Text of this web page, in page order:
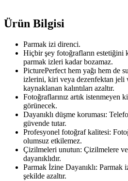
Ürün Bilgisi
Parmak izi direnci.
Hiçbir şey fotoğrafların estetiğini
parmak izleri kadar bozamaz.
PicturePerfect hem yağı hem de
izlerini, kiri veya dezenfektan jeli
kaynaklanan kalıntıları azaltır.
Fotoğraflarınız artık istenmeyen
görünecek.
Dayanıklı düşme koruması:
güvende tutar.
Profesyonel fotoğraf kalitesi:
olumsuz etkilemez.
Çizilmeleri unutun: Çizilmelere ve
dayanıklıdır.
Parmak İzine Dayanıklı:
şekilde azaltır.